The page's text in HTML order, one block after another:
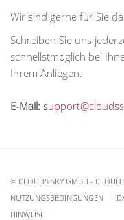
Wir sind gerne für Sie
Schreiben Sie uns
schnellstmöglich bei
Ihrem Anliegen.
E-Mail:
© CLOUDS SKY GMBH - CLOUD
NUTZUNGSBEDINGUNGEN
HINWEISE